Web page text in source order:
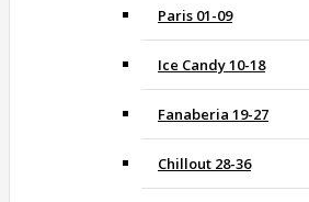
Paris 01-09
Ice Candy 10-18
Fanaberia 19-27
Chillout 28-36